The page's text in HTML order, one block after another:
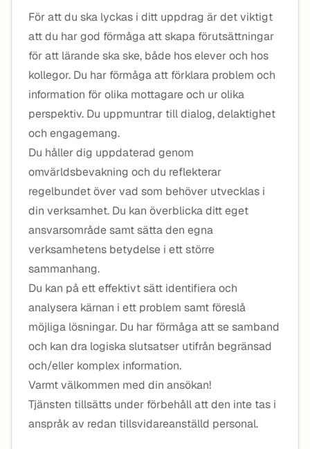
För att du ska lyckas i ditt uppdrag är det viktigt
att du har god förmåga att skapa förutsättningar
för att lärande ska ske, både hos elever och hos
kollegor. Du har förmåga att förklara problem och
information för olika mottagare och ur olika
perspektiv. Du uppmuntrar till dialog, delaktighet
och engagemang.
Du håller dig uppdaterad genom
omvärldsbevakning och du reflekterar
regelbundet över vad som behöver utvecklas i
din verksamhet. Du kan överblicka ditt eget
ansvarsområde samt sätta den egna
verksamhetens betydelse i ett större
sammanhang.
Du kan på ett effektivt sätt identifiera och
analysera kärnan i ett problem samt föreslå
möjliga lösningar. Du har förmåga att se samband
och kan dra logiska slutsatser utifrån begränsad
och/eller komplex information.
Varmt välkommen med din ansökan!
Tjänsten tillsätts under förbehåll att den inte tas i
anspråk av redan tillsvidareanställd personal.